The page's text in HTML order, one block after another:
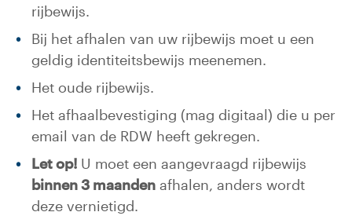
rijbewijs.
Bij het afhalen van uw rijbewijs moet u een
geldig identiteitsbewijs meenemen.
Het oude rijbewijs.
Het afhaalbevestiging (mag digitaal) die u per
email van de RDW heeft gekregen.
Let op! U moet een aangevraagd rijbewijs
binnen 3 maanden afhalen, anders wordt
deze vernietigd.